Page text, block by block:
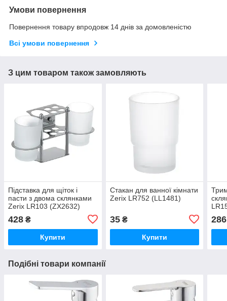
Умови повернення
Повернення товару впродовж 14 днів за домовленістю
Всі умови повернення
З цим товаром також замовляють
Підставка для щіток і
пасти з двома склянками
Zerix LR103 (ZX2632)
428 ₴
Купити
Стакан для ванної кімнати
Zerix LR752 (LL1481)
35₴
Купити
286
Подібні товари компанії